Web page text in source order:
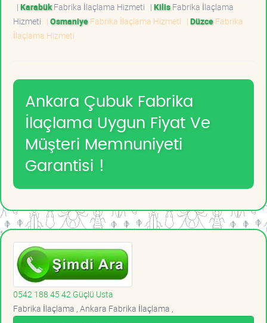
| KarabükFabrika İlaçlama Hizmeti | KilisFabrika İlaçlama
Hizmeti | OsmaniyeFabrika İlaçlama Hizmeti | DüzceFabrika
İlaçlama Hizmeti
Ankara Çubuk Fabrika
İlaçlama Uygun Fiyat Ve
Müşteri Memnuniyeti
Garantisi !
0542 188 45 42 Güçlü Usta
Fabrika İlaçlama , Ankara Fabrika İlaçlama ,